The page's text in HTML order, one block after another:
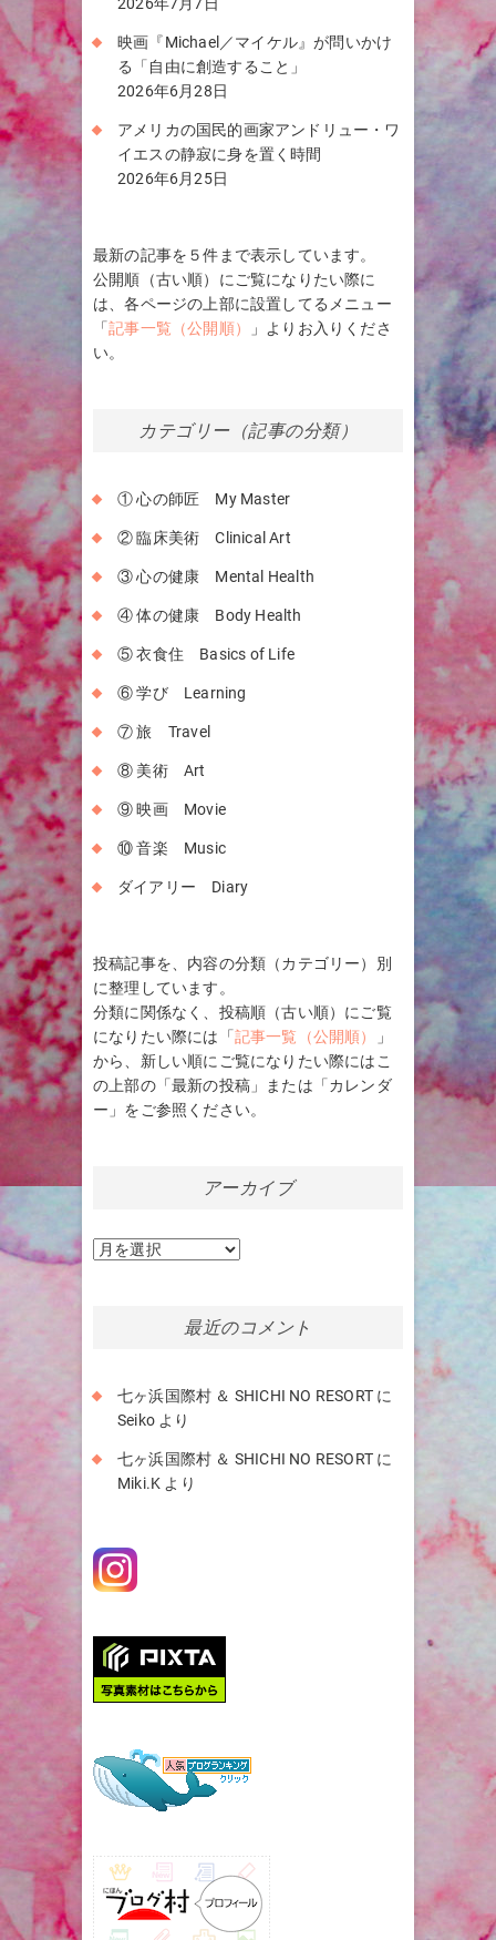
2026年7月7日
映画『Michael／マイケル』が問いかけ
る「自由に創造すること」
2026年6月28日
アメリカの国民的画家アンドリュー・ワ
イエスの静寂に身を置く時間
2026年6月25日
最新の記事を５件まで表示しています。
公開順（古い順）にご覧になりたい際に
は、各ページの上部に設置してるメニュー
「記事一覧（公開順）
」よりお入りくださ
い。
カテゴリー（記事の分類）
① 心の師匠 My Master
② 臨床美術 Clinical Art
③ 心の健康 Mental Health
④ 体の健康 Body Health
⑤ 衣食住 Basics of Life
⑥ 学び Learning
⑦ 旅 Travel
⑧ 美術 Art
⑨ 映画 Movie
⑩ 音楽 Music
ダイアリー Diary
投稿記事を、内容の分類（カテゴリー）別
に整理しています。
分類に関係なく、投稿順（古い順）にご覧
になりたい際には「記事一覧（公開順）
」
から、新しい順にご覧になりたい際にはこ
の上部の「最新の投稿」または「カレンダ
ー」をご参照ください。
アーカイブ
ア
最近のコメント
七ヶ浜国際村 ＆ SHICHI NO RESORT に
Seiko より
七ヶ浜国際村 ＆ SHICHI NO RESORT に
Miki.K より